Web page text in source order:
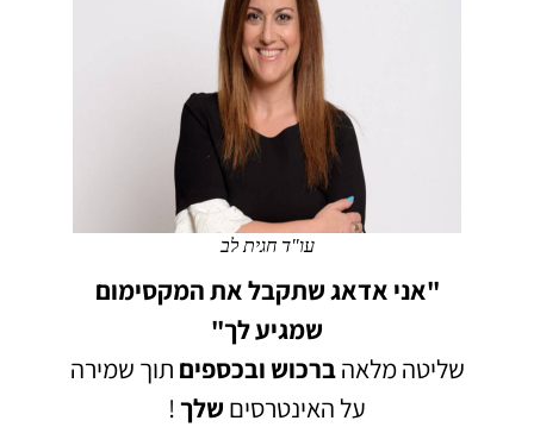
עו"ד חגית לב
"אני אדאג שתקבל את המקסימום
שמגיע לך"
שליטה מלאהברכוש ובכספים תוך שמירה
על האינטרסים שלך!